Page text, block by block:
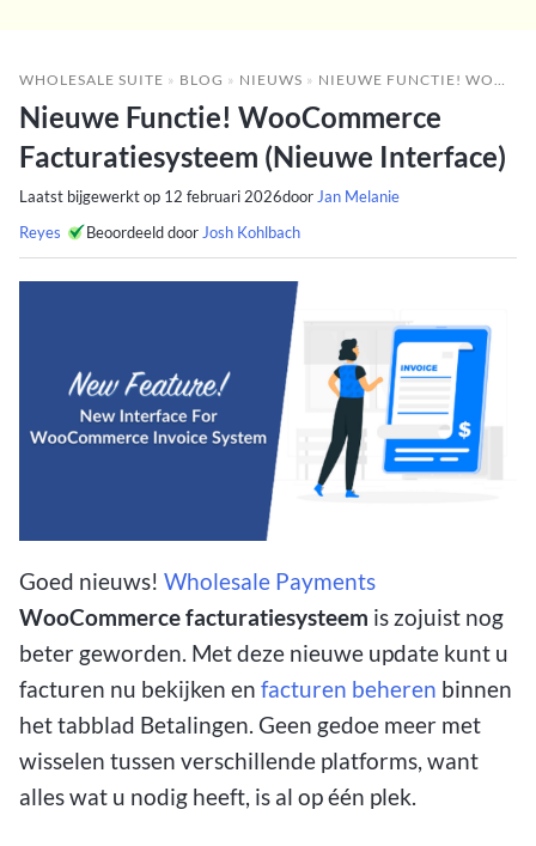
WHOLESALE SUITE » BLOG » NIEUWS » NIEUWE FUNCTIE! WOOCOMMERCE FACTURATIESYSTEEM (NIEUWE INTERFACE)
Nieuwe Functie! WooCommerce
Facturatiesysteem (Nieuwe Interface)
Laatst bijgewerkt op 12 februari 2026door Jan Melanie
Reyes
Beoordeeld door Josh Kohlbach
Goed nieuws! Wholesale Payments
WooCommerce facturatiesysteem is zojuist nog
beter geworden. Met deze nieuwe update kunt u
facturen nu bekijken en facturen beheren binnen
het tabblad Betalingen. Geen gedoe meer met
wisselen tussen verschillende platforms, want
alles wat u nodig heeft, is al op één plek.